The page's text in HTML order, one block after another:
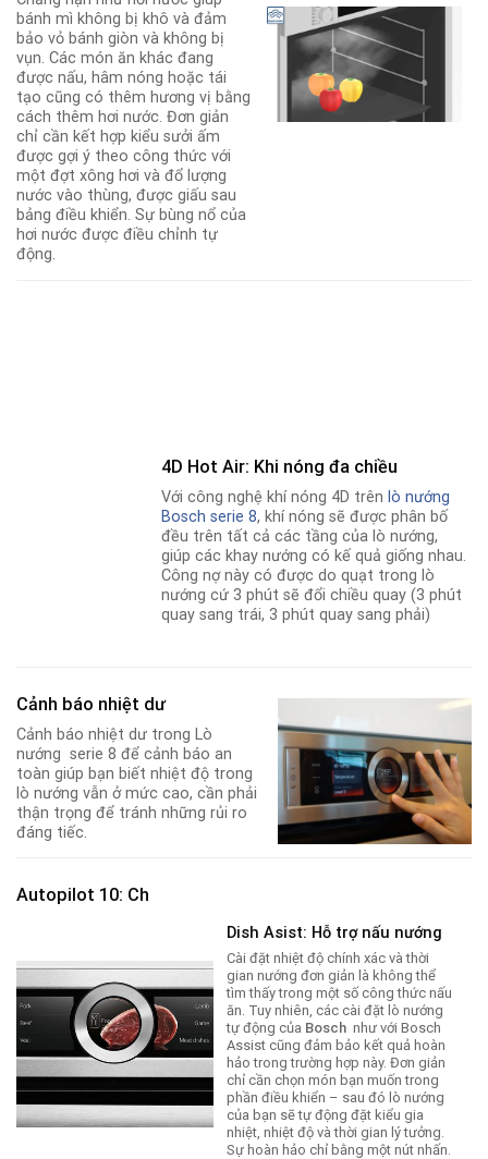
bánh mì không bị khô và đảm
bảo vỏ bánh giòn và không bị
vụn. Các món ăn khác đang
được nấu, hâm nóng hoặc tái
tạo cũng có thêm hương vị bằng
cách thêm hơi nước. Đơn giản
chỉ cần kết hợp kiểu sưởi ấm
được gợi ý theo công thức với
một đợt xông hơi và đổ lượng
nước vào thùng, được giấu sau
bảng điều khiển. Sự bùng nổ của
hơi nước được điều chỉnh tự
động.
4D Hot Air: Khi nóng đa chiều
Với công nghệ khí nóng 4D trên lò nướng
Bosch serie 8, khí nóng sẽ được phân bố
đều trên tất cả các tầng của lò nướng,
giúp các khay nướng có kế quả giống nhau.
Công nợ này có được do quạt trong lò
nướng cứ 3 phút sẽ đổi chiều quay (3 phút
quay sang trái, 3 phút quay sang phải)
Cảnh báo nhiệt dư
Cảnh báo nhiệt dư trong Lò
nướng serie 8 để cảnh báo an
toàn giúp bạn biết nhiệt độ trong
lò nướng vẫn ở mức cao, cần phải
thận trọng để tránh những rủi ro
đáng tiếc.
Autopilot 10: Ch
Dish Asist: Hỗ trợ nấu nướng
Cài đặt nhiệt độ chính xác và thời
gian nướng đơn giản là không thể
tìm thấy trong một số công thức nấu
ăn. Tuy nhiên, các cài đặt lò nướng
tự động của Boschnhư với Bosch
Assist cũng đảm bảo kết quả hoàn
hảo trong trường hợp này. Đơn giản
chỉ cần chọn món bạn muốn trong
phần điều khiển – sau đó lò nướng
của bạn sẽ tự động đặt kiểu gia
nhiệt, nhiệt độ và thời gian lý tưởng.
Sự hoàn hảo chỉ bằng một nút nhấn.